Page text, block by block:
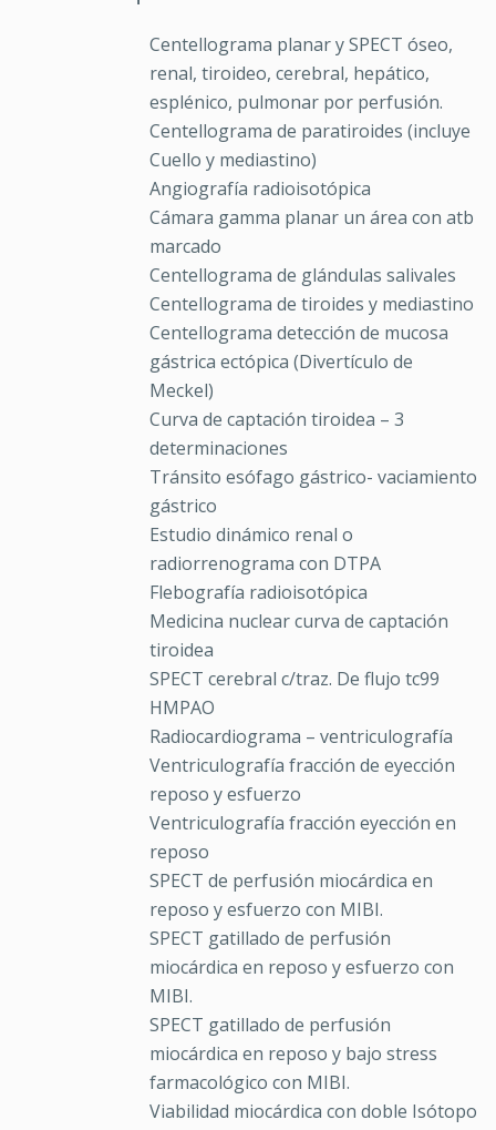
Centellograma planar y SPECT óseo,
renal, tiroideo, cerebral, hepático,
esplénico, pulmonar por perfusión.
Centellograma de paratiroides (incluye
Cuello y mediastino)
Angiografía radioisotópica
Cámara gamma planar un área con atb
marcado
Centellograma de glándulas salivales
Centellograma de tiroides y mediastino
Centellograma detección de mucosa
gástrica ectópica (Divertículo de
Meckel)
Curva de captación tiroidea – 3
determinaciones
Tránsito esófago gástrico- vaciamiento
gástrico
Estudio dinámico renal o
radiorrenograma con DTPA
Flebografía radioisotópica
Medicina nuclear curva de captación
tiroidea
SPECT cerebral c/traz. De flujo tc99
HMPAO
Radiocardiograma – ventriculografía
Ventriculografía fracción de eyección
reposo y esfuerzo
Ventriculografía fracción eyección en
reposo
SPECT de perfusión miocárdica en
reposo y esfuerzo con MIBI.
SPECT gatillado de perfusión
miocárdica en reposo y esfuerzo con
MIBI.
SPECT gatillado de perfusión
miocárdica en reposo y bajo stress
farmacológico con MIBI.
Viabilidad miocárdica con doble Isótopo